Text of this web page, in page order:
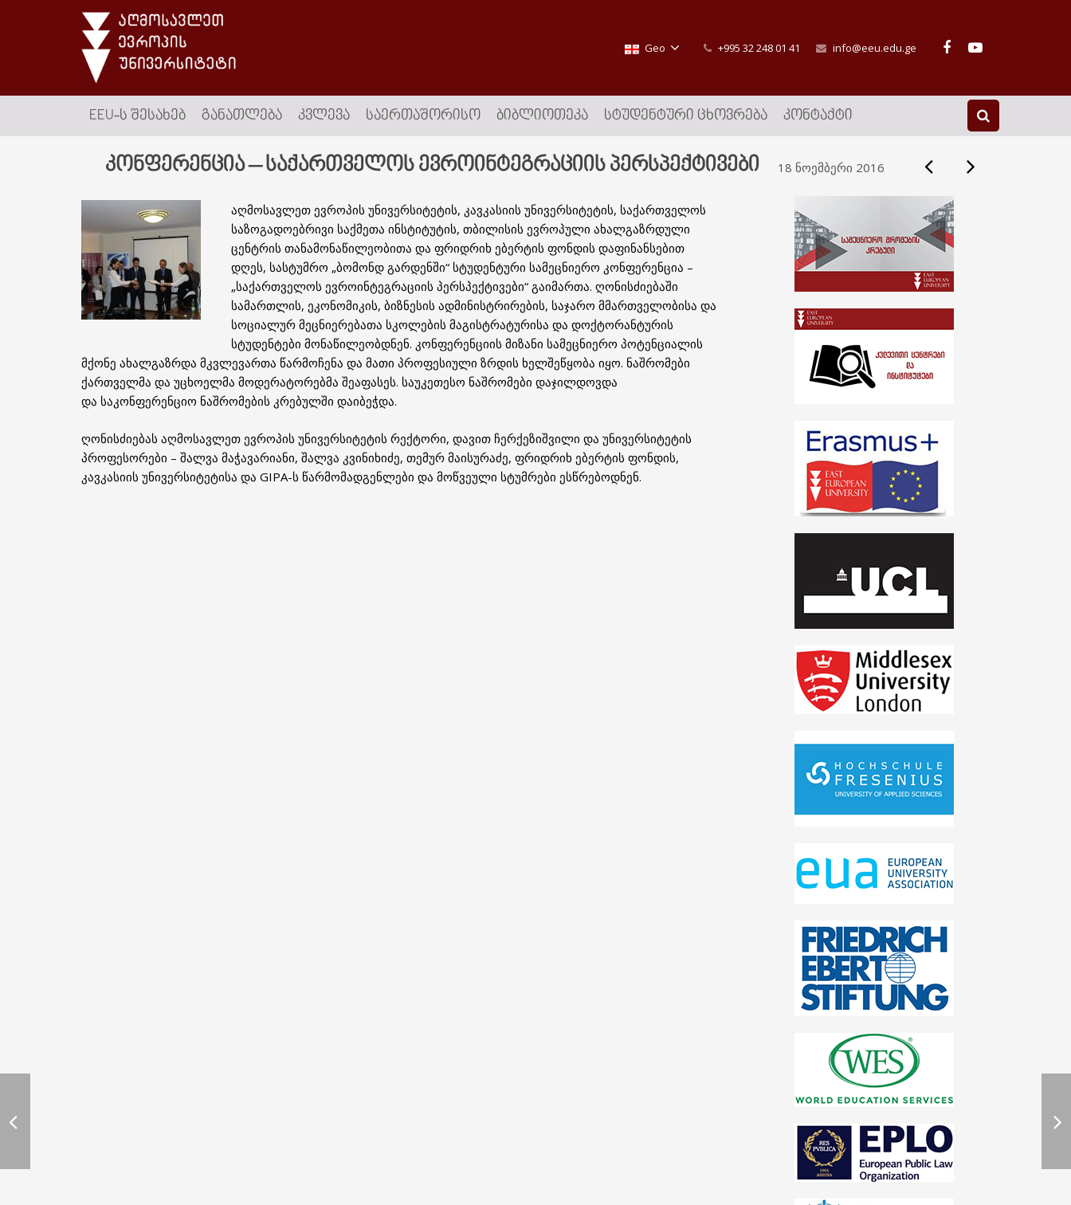
Geo +995 32 248 01 41 info@eeu.edu.ge
EEU-Ს ᲨᲔᲡᲐᲮᲔᲑ ᲒᲐᲜᲐᲗᲚᲔᲑᲐ ᲙᲕᲚᲔᲕᲐ ᲡᲐᲔᲠᲗᲐᲨᲝᲠᲘᲡᲝ ᲑᲘᲑᲚᲘᲝᲗᲔᲙᲐ ᲡᲢᲣᲓᲔᲜᲢᲣᲠᲘ ᲪᲮᲝᲕᲠᲔᲑᲐ ᲙᲝᲜᲢᲐᲥᲢᲘ
კონფერენცია – საქართველოს ევროინტეგრაციის პერსპექტივები 18 ნოემბერი 2016
აღმოსავლეთ ევროპის უნივერსიტეტის, კავკასიის უნივერსიტეტის, საქართველოს
საზოგადოებრივი საქმეთა ინსტიტუტის, თბილისის ევროპული ახალგაზრდული
ცენტრის თანამონაწილეობითა და ფრიდრიხ ებერტის ფონდის დაფინანსებით
დღეს, სასტუმრო „ბომონდ გარდენში“ სტუდენტური სამეცნიერო კონფერენცია –
„საქართველოს ევროინტეგრაციის პერსპექტივები“ გაიმართა. ღონისძიებაში
სამართლის, ეკონომიკის, ბიზნესის ადმინისტრირების, საჯარო მმართველობისა და
სოციალურ მეცნიერებათა სკოლების მაგისტრატურისა და დოქტორანტურის
სტუდენტები მონაწილეობდნენ. კონფერენციის მიზანი სამეცნიერო პოტენციალის
მქონე ახალგაზრდა მკვლევართა წარმოჩენა და მათი პროფესიული ზრდის ხელშეწყობა იყო. ნაშრომები
ქართველმა და უცხოელმა მოდერატორებმა შეაფასეს. საუკეთესო ნაშრომები დაჯილდოვდა
და საკონფერენციო ნაშრომების კრებულში დაიბეჭდა.
ღონისძიებას აღმოსავლეთ ევროპის უნივერსიტეტის რექტორი, დავით ჩერქეზიშვილი და უნივერსიტეტის
პროფესორები – შალვა მაჭავარიანი, შალვა კვინიხიძე, თემურ მაისურაძე, ფრიდრიხ ებერტის ფონდის,
კავკასიის უნივერსიტეტისა და GIPA-ს წარმომადგენლები და მოწვეული სტუმრები ესწრებოდნენ.